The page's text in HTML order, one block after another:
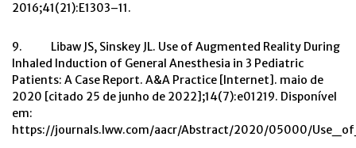
2016;41(21):E1303–11.
9. Libaw JS, Sinskey JL. Use of Augmented Reality During
Inhaled Induction of General Anesthesia in 3 Pediatric
Patients: A Case Report. A&A Practice [Internet]. maio de
2020 [citado 25 de junho de 2022];14(7):e01219. Disponível
em:
https://journals.lww.com/aacr/Abstract/2020/05000/